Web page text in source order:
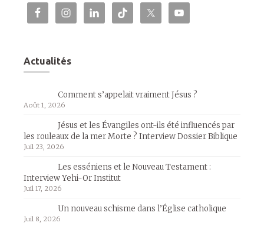
Actualités
Comment s’appelait vraiment Jésus ?
Août 1, 2026
Jésus et les Évangiles ont-ils été influencés par
les rouleaux de la mer Morte ? Interview Dossier Biblique
Juil 23, 2026
Les esséniens et le Nouveau Testament :
Interview Yehi-Or Institut
Juil 17, 2026
Un nouveau schisme dans l’Église catholique
Juil 8, 2026